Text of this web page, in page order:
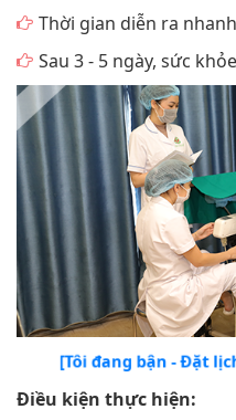
Thời gian diễn ra
Sau 3 - 5 ngày, sức
[Tôi đang bận - Đặt
Điều kiện thực hiện: